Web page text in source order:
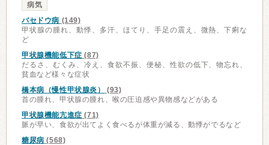
病気
バセドウ病 (149)
甲状腺の腫れ、動悸、多汗、ほてり、手足の震え、微熱、下痢な
ど
甲状腺機能低下症 (87)
だるさ、むくみ、冷え、食欲不振、便秘、性欲の低下、物忘れ、
貧血など様々な症状
橋本病（慢性甲状腺炎）
(93)
首の腫れ、甲状腺の腫れ、喉の圧迫感や異物感などがある
甲状腺機能亢進症 (71)
脈が早い、食欲が出てよく食べるが体重が減る、動悸がでるなど
糖尿病 (568)